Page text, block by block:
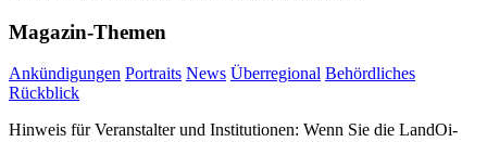
Magazin-Themen
Ankündigungen Portraits News Überregional Behördliches
Rückblick
Hinweis für Veranstalter und Institutionen: Wenn Sie die LandOi-